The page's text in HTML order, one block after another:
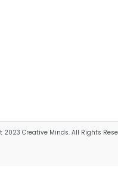
2023 Creative Minds. All Rights